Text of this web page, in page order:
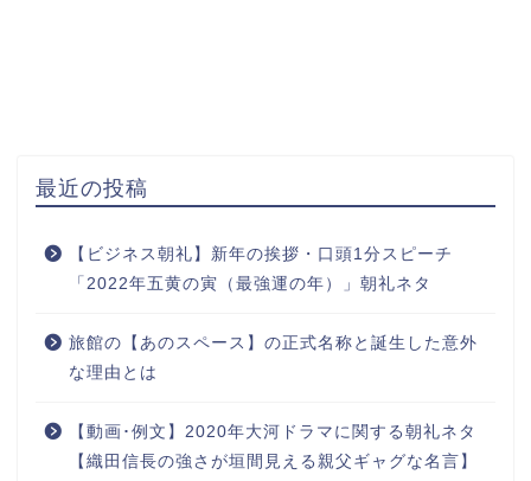
最近の投稿
【ビジネス朝礼】新年の挨拶・口頭1分スピーチ
「2022年五黄の寅（最強運の年）」朝礼ネタ
旅館の【あのスペース】の正式名称と誕生した意外
な理由とは
【動画･例文】2020年大河ドラマに関する朝礼ネタ
【織田信長の強さが垣間見える親父ギャグな名言】